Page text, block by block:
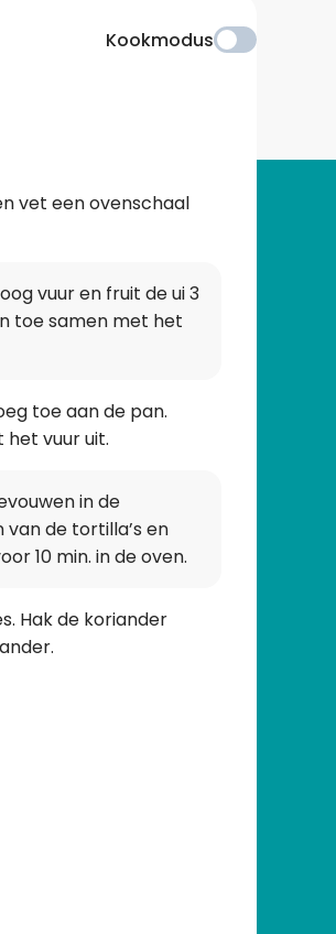
Kookmodus
vet een ovenschaal
vuur en fruit de ui 3
toe samen met het
toe aan de pan.
het vuur uit.
in de
de tortilla’s en
10 min. in de oven.
Hak de koriander